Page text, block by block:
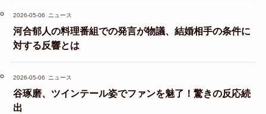
2026-05-06 ニュース
河合郁人の料理番組での発言が物議、結婚相手の条件に
対する反響とは
2026-05-06 ニュース
谷琢磨、ツインテール姿でファンを魅了！驚きの反応続
出